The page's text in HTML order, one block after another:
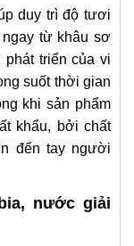
duy trì độ tươi
từ khâu sơ
triển của vi
suốt thời gian
khi sản phẩm
khẩu, bởi chất
đến tay người
nước giải